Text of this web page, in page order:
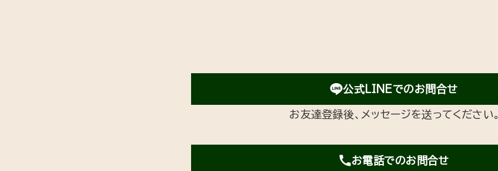
公式LINEでのお問合せ
お友達登録後、メッセージを送ってください。
お電話でのお問合せ